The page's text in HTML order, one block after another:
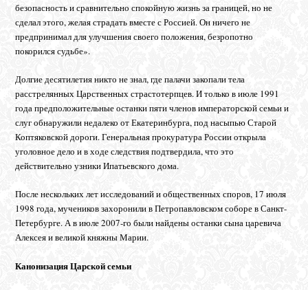
безопасность и сравнительно спокойную жизнь за границей, но не
сделал этого, желая страдать вместе с Россией. Он ничего не
предпринимал для улучшения своего положения, безропотно
покорился судьбе».
Долгие десятилетия никто не знал, где палачи закопали тела
расстрелянных Царственных страстотерпцев. И только в июле 1991
года предположительные останки пяти членов императорской семьи и
слуг обнаружили недалеко от Екатеринбурга, под насыпью Старой
Коптяковской дороги. Генеральная прокуратура России открыла
уголовное дело и в ходе следствия подтвердила, что это
действительно узники Ипатьевского дома.
После нескольких лет исследований и общественных споров, 17 июля
1998 года, мучеников захоронили в Петропавловском соборе в Санкт-
Петербурге. А в июле 2007-го были найдены останки сына царевича
Алексея и великой княжны Марии.
Канонизация Царской семьи